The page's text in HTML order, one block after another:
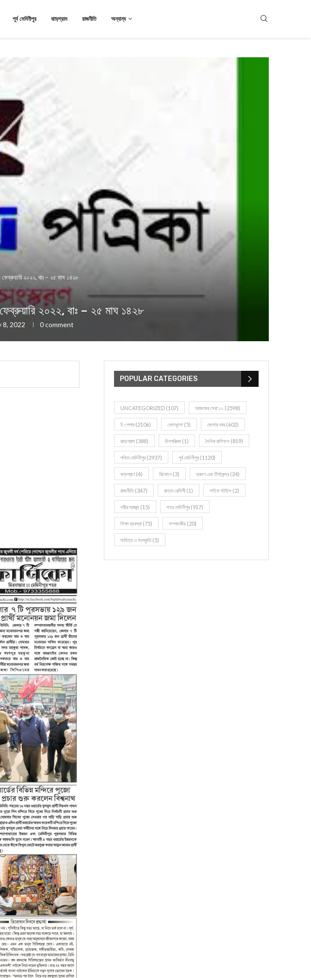
পূর্ব মেদিনীপুর ঝাড়গ্রাম রাজনীতি অন্যান্য
২০২২, বাঃ – ২৫ মাঘ ১৪২৮
২০২২, বাঃ – ২৫ মাঘ ১৪২৮
8, 2022 0 comment
POPULAR CATEGORIES
UNCATEGORIZED (107) আজকের সেরা ১০ (2598)
ই-পেপার (2106) খেলাধূলো (5) জেলার খবর (602)
ঝাড়গ্রাম (388) দিনপঞ্জিকা (1) দৈনিক রাশিফল (819)
পশ্চিম মেদিনীপুর (2937) পূর্ব মেদিনীপুর (1120)
বন্যপ্রাণ (4) বিনোদন (3) ভ্রমণ এবং তীর্থকেন্দ্র (24)
রাজনীতি(347) রান্না-রেসিপী (1) লাইফ স্টাইল (2)
শরীর স্বাস্থ্য (15) শহর মেদিনীপুর (917)
শিক্ষা ব্যবস্থা (75) সম্পাদকীয় (20)
সাহিত্য ও সংস্কৃতি(5)